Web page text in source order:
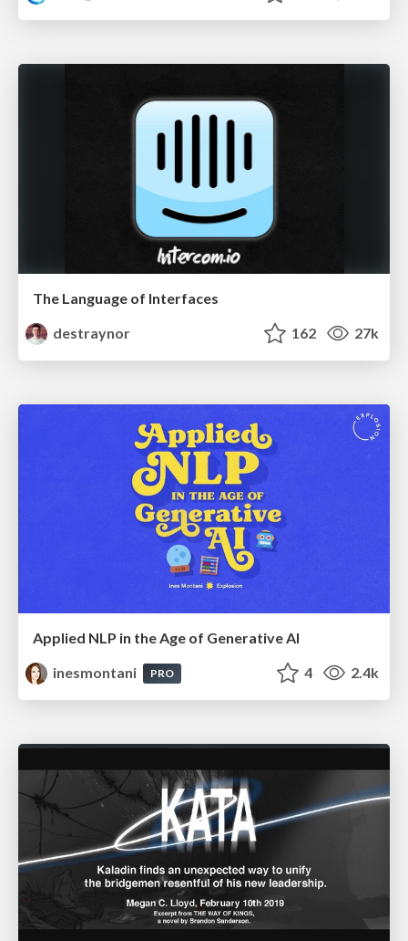
The Language of Interfaces
destraynor
162 27k
Applied NLP in the Age of Generative AI
inesmontani
PRO 4 2.4k